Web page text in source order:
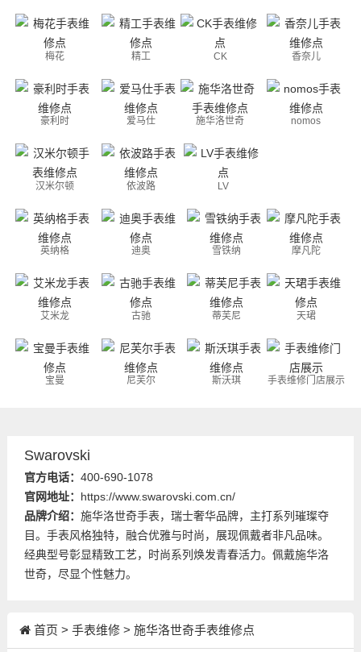
梅花 精工 CK 香奈儿
豪利时 爱马仕 施华洛世奇 nomos
汉米尔顿 依波路 LV
英纳格 迪奥 雪铁纳 摩凡陀
艾米龙 古驰 蒂芙尼 天珺
宝曼 尼芙尔 斯沃琪 手表维修门店展示
Swarovski
官方电话： 400-690-1078
官网地址： https://www.swarovski.com.cn/
品牌介绍： 施华洛世奇手表，瑞士奢华品牌，主打系列璀璨夺
目。手表风格独特，融合优雅与时尚，展现佩戴者非凡品味。
经典型号彰显精致工艺，时尚系列焕发青春活力。佩戴施华洛
世奇，尽显个性魅力。
首页 > 手表维修> 施华洛世奇手表维修点